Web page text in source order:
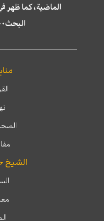
الماضية، كما ظهر
البحث٢٢,٢٩٠,٠٠٠ مرّة.
الشيخ